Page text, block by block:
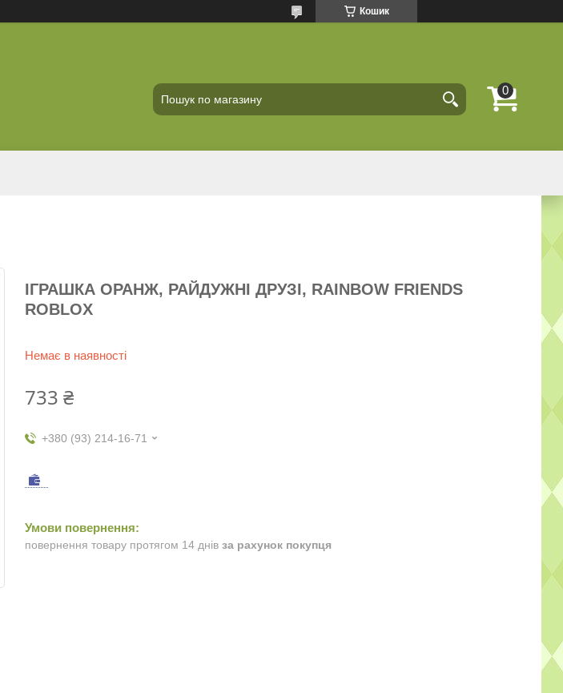
Кошик
ІГРАШКА ОРАНЖ, РАЙДУЖНІ ДРУЗІ, RAINBOW FRIENDS
ROBLOX
Немає в наявності
733 ₴
+380 (93) 214-16-71
повернення товару протягом 14 днів за рахунок покупця